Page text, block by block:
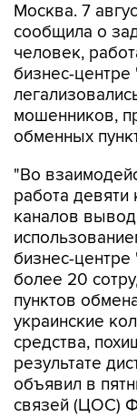
Москва. 7
сообщила о
человек,
бизнес-
мошенников,
обменных
"Во
работа
каналов
бизнес-
более 20
пунктов
украинские
средства,
результате
объявил в
связей (ЦОС)